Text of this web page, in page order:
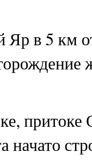
Яр в 5 км
начато